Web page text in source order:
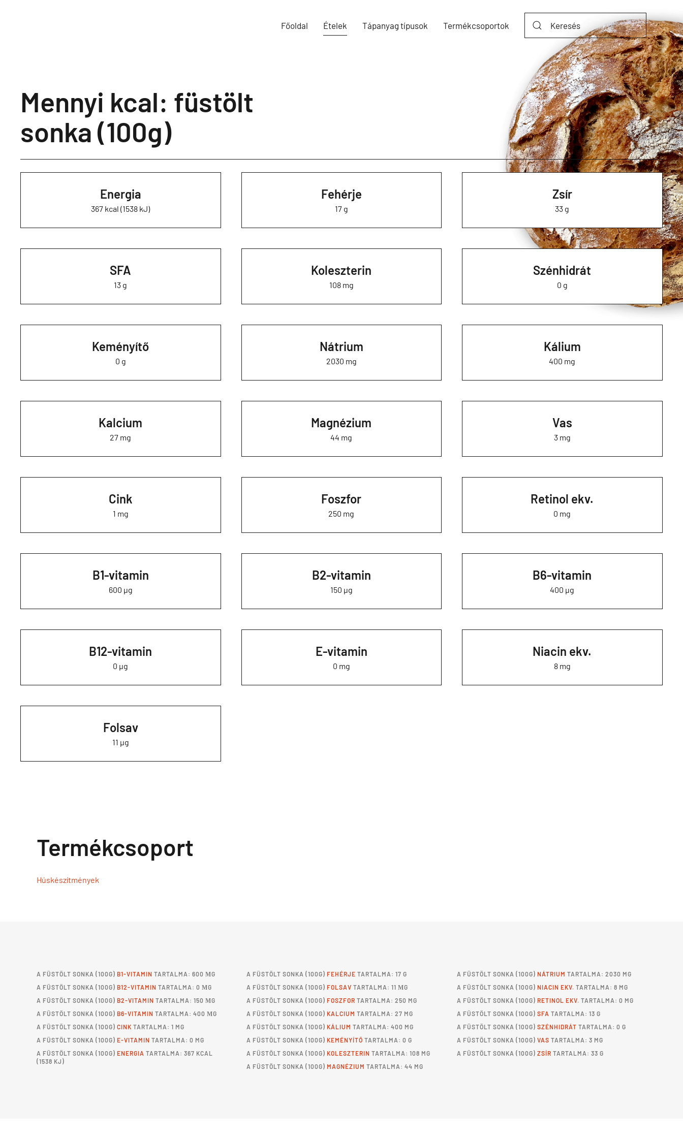
Főoldal Ételek Tápanyag típusok Termékcsoportok
Mennyi kcal: füstölt
sonka (100g)
Energia
367 kcal (1538 kJ)
Fehérje
17 g
Zsír
33 g
SFA
13 g
Koleszterin
108 mg
Szénhidrát
0 g
Keményítő
0 g
Nátrium
2030 mg
Kálium
400 mg
Kalcium
27 mg
Magnézium
44 mg
Vas
3 mg
Cink
1 mg
Foszfor
250 mg
Retinol ekv.
0 mg
B1-vitamin
600 µg
B2-vitamin
150 µg
B6-vitamin
400 µg
B12-vitamin
0 µg
E-vitamin
0 mg
Niacin ekv.
8 mg
Folsav
11 µg
Termékcsoport
Húskészítmények
A FÜSTÖLT SONKA (100G) B1-VITAMIN TARTALMA: 600 ΜG
A FÜSTÖLT SONKA (100G) B12-VITAMIN TARTALMA: 0 ΜG
A FÜSTÖLT SONKA (100G) B2-VITAMIN TARTALMA: 150 ΜG
A FÜSTÖLT SONKA (100G) B6-VITAMIN TARTALMA: 400 ΜG
A FÜSTÖLT SONKA (100G) CINK TARTALMA: 1 MG
A FÜSTÖLT SONKA (100G) E-VITAMIN TARTALMA: 0 MG
A FÜSTÖLT SONKA (100G) ENERGIA TARTALMA: 367 KCAL
(1538 KJ)
A FÜSTÖLT SONKA (100G)FEHÉRJE TARTALMA: 17 G
A FÜSTÖLT SONKA (100G)FOLSAV TARTALMA: 11 ΜG
A FÜSTÖLT SONKA (100G)FOSZFOR TARTALMA: 250 MG
A FÜSTÖLT SONKA (100G)KALCIUM TARTALMA: 27 MG
A FÜSTÖLT SONKA (100G)KÁLIUM TARTALMA: 400 MG
A FÜSTÖLT SONKA (100G)KEMÉNYÍTŐ TARTALMA: 0 G
A FÜSTÖLT SONKA (100G)KOLESZTERIN TARTALMA: 108 MG
A FÜSTÖLT SONKA (100G)MAGNÉZIUM TARTALMA: 44 MG
A FÜSTÖLT SONKA (100G) NÁTRIUM TARTALMA: 2030 MG
A FÜSTÖLT SONKA (100G) NIACIN EKV. TARTALMA: 8 MG
A FÜSTÖLT SONKA (100G) RETINOL EKV. TARTALMA: 0 MG
A FÜSTÖLT SONKA (100G) SFA TARTALMA: 13 G
A FÜSTÖLT SONKA (100G) SZÉNHIDRÁT TARTALMA: 0 G
A FÜSTÖLT SONKA (100G) VAS TARTALMA: 3 MG
A FÜSTÖLT SONKA (100G) ZSÍR TARTALMA: 33 G